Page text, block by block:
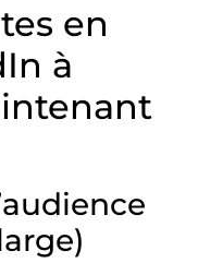
en
à